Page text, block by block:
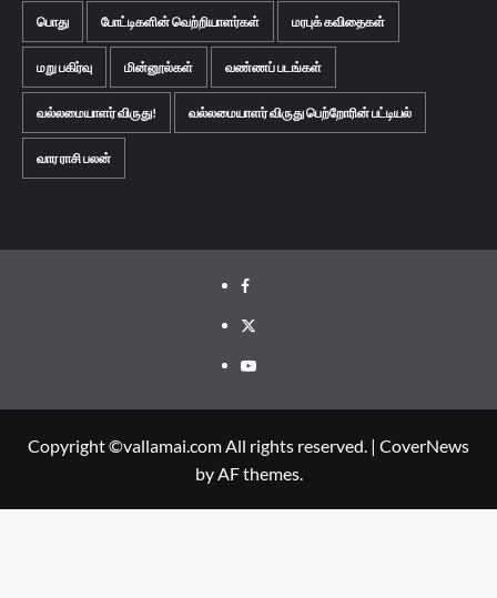
பொது போட்டிகளின் வெற்றியாளர்கள் மரபுக் கவிதைகள்
மறு பகிர்வு மின்னூல்கள் வண்ணப் படங்கள்
வல்லமையாளர் விருது! வல்லமையாளர் விருது பெற்றோரின் பட்டியல்
வார ராசி பலன்
Facebook
Twitter
Youtube
Copyright ©vallamai.com All rights reserved. | CoverNews
by AF themes.